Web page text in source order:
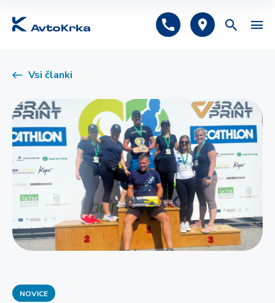
Tehnični pregled
Registracija
Vsi članki
NOVICE